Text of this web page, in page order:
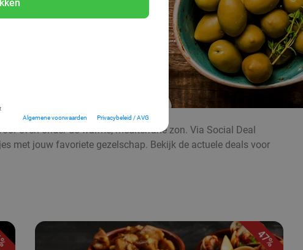
Algemene voorwaarden Privacybeleid / AVG
even onder de warme, mediterrane zon. Via Social Deal
met jouw favoriete gezelschap. Bekijk de actuele deals voor
47%